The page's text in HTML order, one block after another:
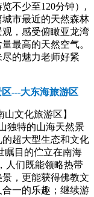
不少至120分钟）,
市最近的天然森林
，感受俯瞰亚龙湾
最高的天然空气。
的魅力老师好紧
---大东海旅游区
文化旅游区】
独特的山海天然景
超大型生态和文化
瞩目的伫立在南海
人们既能领略热带
，更能获得佛教文
一的乐趣；继续游